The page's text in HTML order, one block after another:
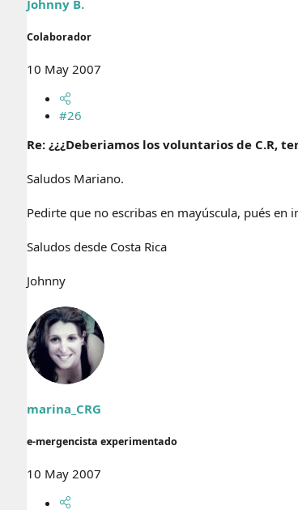
Johnny B.
Colaborador
10 May 2007
#26
Re: ¿¿¿Deberiamos los voluntarios de C.R,
Saludos Mariano.
Pedirte que no escribas en mayúscula, pués en
Saludos desde Costa Rica
Johnny
marina_CRG
e-mergencista experimentado
10 May 2007